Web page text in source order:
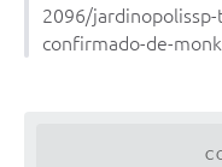
2096/
confirmado-de-